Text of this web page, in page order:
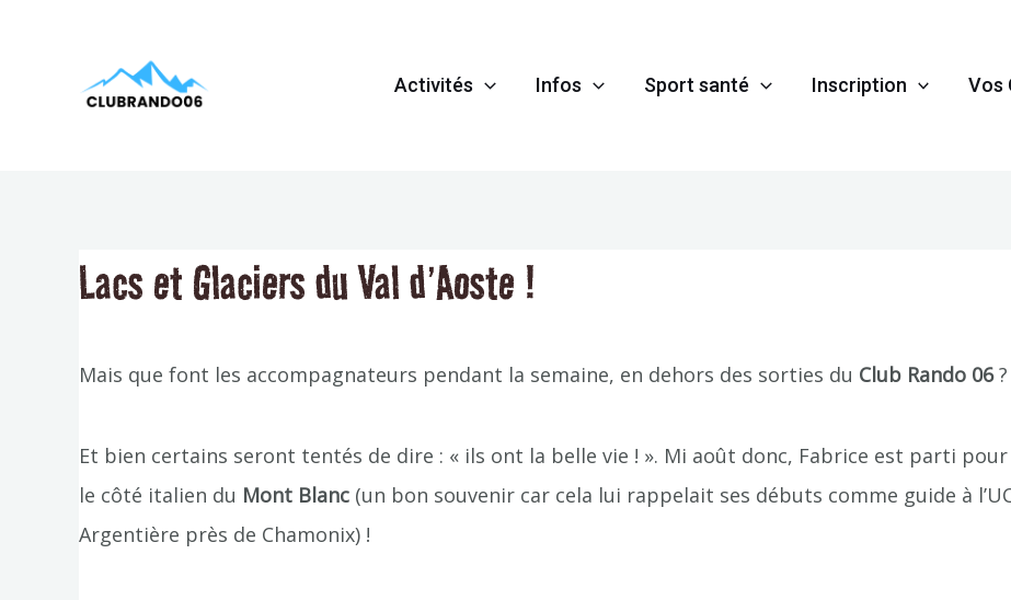
Activités Infos Sport santé Inscription Vos
Lacs et Glaciers du Val d’Aoste !
Mais que font les accompagnateurs pendant la semaine, en dehors des sorties du Club Rando 06?
Et bien certains seront tentés de dire : « ils ont la belle vie ! ». Mi août donc, Fabrice est parti
le côté italien du Mont Blanc (un bon souvenir car cela lui rappelait ses débuts comme guide à
Argentière près de Chamonix) !
de
l’article